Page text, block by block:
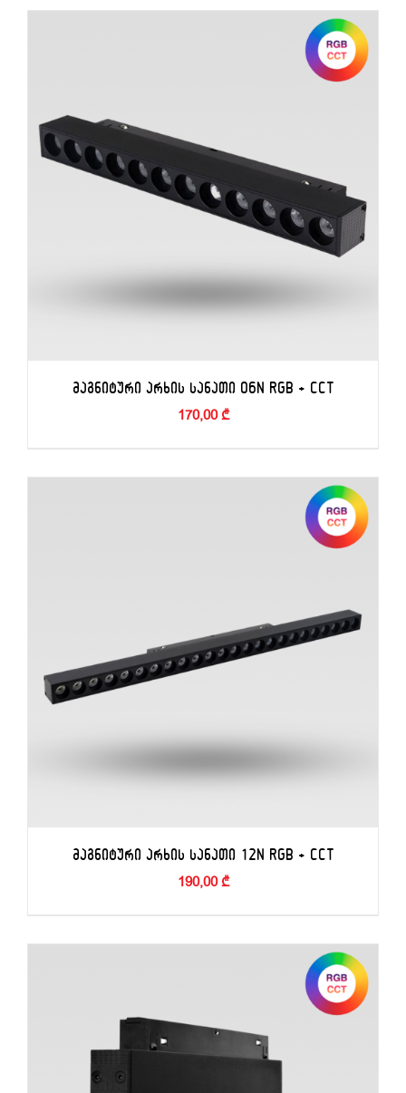
ᲓᲔᲢᲐᲚᲔᲑᲘ
ᲓᲔᲢᲐᲚᲔᲑᲘ
ᲛᲐᲒᲜᲘᲢᲣᲠᲘ ᲐᲠᲮᲘᲡ ᲡᲐᲜᲐᲗᲘ 06N RGB + CCT
170,00₾
ᲓᲔᲢᲐᲚᲔᲑᲘ
ᲛᲐᲒᲜᲘᲢᲣᲠᲘ ᲐᲠᲮᲘᲡ ᲡᲐᲜᲐᲗᲘ 12N RGB + CCT
190,00₾